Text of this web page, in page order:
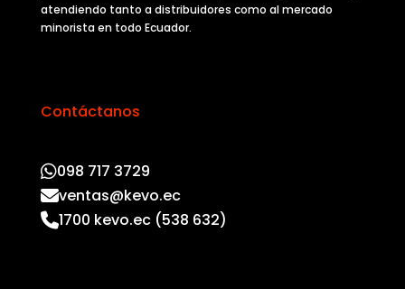
atendiendo tanto a distribuidores como al mercado
minorista en todo Ecuador.
Contáctanos
098 717 3729
ventas@kevo.ec
1700 kevo.ec (538 632)